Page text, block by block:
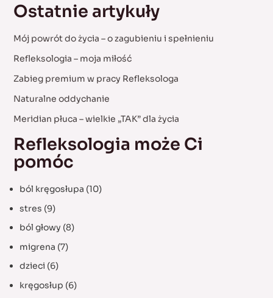
r
c
o
r
:
Ostatnie artykuły
Mój powrót do życia – o zagubieniu i spełnieniu
Refleksologia – moja miłość
Zabieg premium w pracy Refleksologa
Naturalne oddychanie
Meridian płuca – wielkie „TAK” dla życia
Refleksologia może Ci
pomóc
ból kręgosłupa (10)
stres (9)
ból głowy (8)
migrena (7)
dzieci (6)
kręgosłup (6)